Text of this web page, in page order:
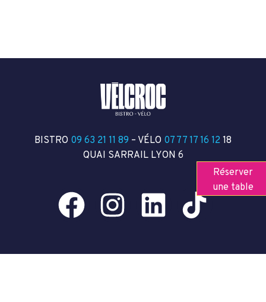
Réserver
une table
BISTRO 09 63 21 11 89 – VÉLO 07 77 17 16 12 18
QUAI SARRAIL LYON 6